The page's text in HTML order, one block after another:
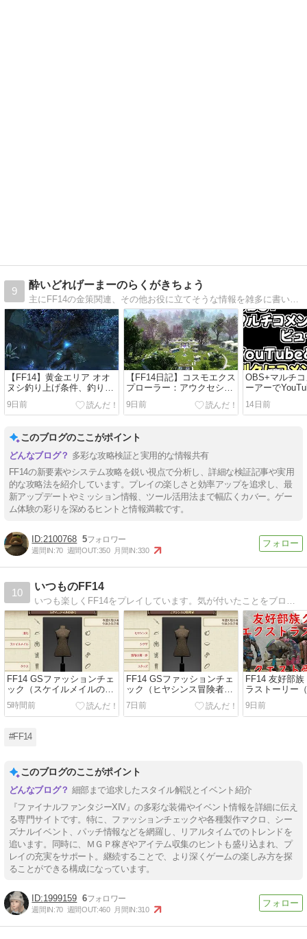
9
酔いどれげーまーのらくがきちょう
主にFF14の金策関連、その他お役に立てそうな情報を雑多に書いていきたい系の個人ブログです
【FF14】黄金エリア オオ
ヌシ釣り上げ条件、釣り方
のコツなどまとめ
9日前
【FF14日記】コスモエクス
プローラー：アウクセシア
検証をふんわりと振り返り
つつ感想を書いていく
9日前
OBS+マルチ
ーアーで
のコメントを
る方法につい
14日前
このブログのここがポイント
多彩な攻略検証と実用的な情報共有
FF14の新要素やシステム攻略を鋭い視点で分析し、詳細な検証記事や実用
的な攻略法を紹介しています。プレイの楽しさと効率アップを追求し、最
新アップデートやミッション情報、ツール活用法まで幅広くカバー。ゲー
ム体験の彩りを深めるヒントと情報満載です。
2100768 5
週間IN:70 週間OUT:350 月間IN:330
10
いつものFF14
FF14 GSファッションチェ
ック（スケイルメイルの道
化）80点以上を目指す
5時間前
FF14 GSファッションチェ
ック（ヒヤシンス冒険者）
80点以上を目指す
7日前
FF14 友好部
ラストーリー
クエスト受注
9日前
#FF14
このブログのここがポイント
細部まで追求したスタイル解説とイベント紹介
『ファイナルファンタジーXIV』の多彩な装備やイベント情報を詳細に伝え
る専門サイトです。特に、ファッションチェックや各種製作マクロ、シー
ズナルイベント、パッチ情報などを網羅し、リアルタイムでのトレンドを
追います。同時に、ＭＧＰ稼ぎやアイテム収集のヒントも盛り込まれ、プ
レイの充実をサポート。継続することで、より深くゲームの楽しみ方を探
ることができる構成になっています。
1999159 6
週間IN:70 週間OUT:460 月間IN:310